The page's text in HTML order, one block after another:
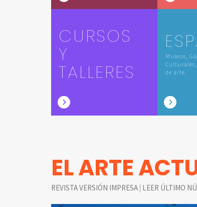
CURSOS
Y
TALLERES
Museos,
Culturales,
de arte
EL ARTE
REVISTA VERSIÓN IMPRESA | LEER ÚLTIMO